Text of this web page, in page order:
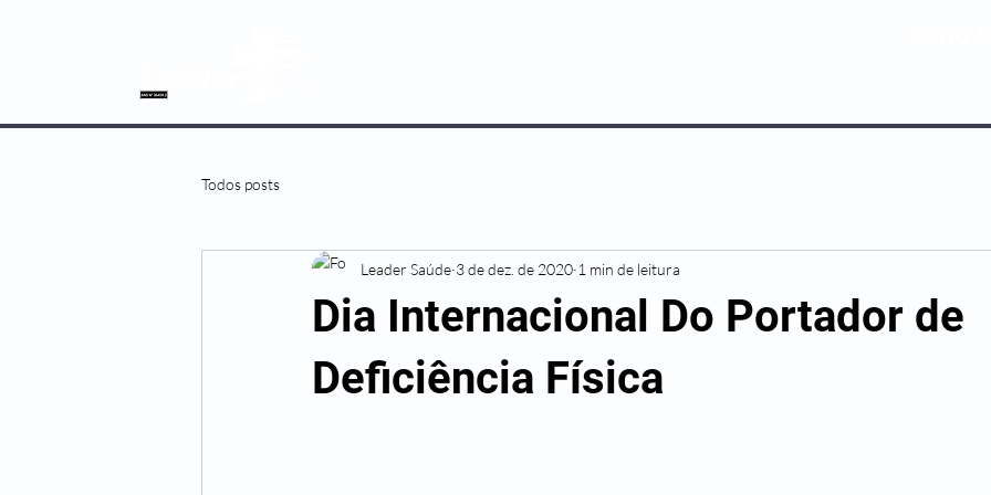
Todos posts
Dia Internacional Do Portador de
Deficiência Física
Leader Saúde 3 de dez. de 2020 1 min de leitura